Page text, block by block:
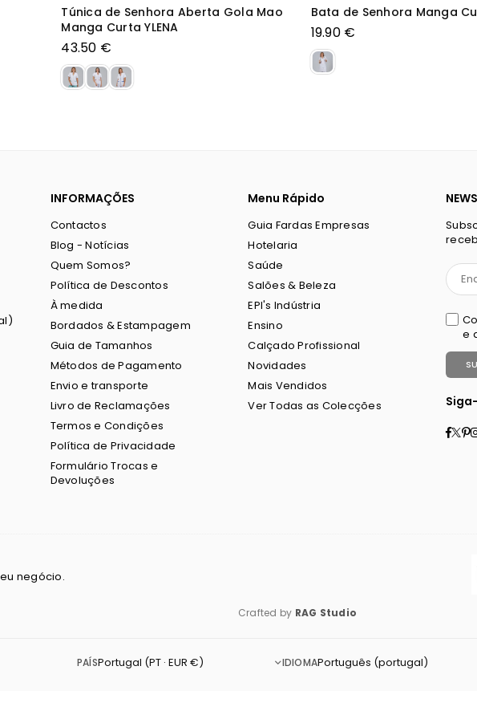
Bata Mulher M/L NERYS
Preço
normal
40.70 €
Túnica Mulher Aberta Gola Mao
Manga Curta JUDIT
Preço
normal
49.00 €
INFORMAÇÕES
Contactos
Blog - Notícias
Quem Somos?
Política de Descontos
À medida
Bordados & Estampagem
Guia de Tamanhos
Métodos de Pagamento
Envio e transporte
Livro de Reclamações
Termos e Condições
Política de Privacidade
Formulário Trocas e
Devoluções
Menu Rápido
Guia Fardas Empresas
Hotelaria
Saúde
Salões & Beleza
EPI's Indústria
Ensino
Calçado Profissional
Novidades
Mais Vendidos
Ver Todas as Colecções
e
negócio.
Crafted by RAG Studio
PAÍS IDIOMA